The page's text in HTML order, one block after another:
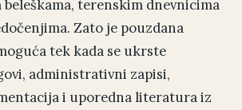
terenskim dnevnicima
Zato je pouzdana
tek kada se ukrste
administrativni zapisi,
i uporedna literatura iz